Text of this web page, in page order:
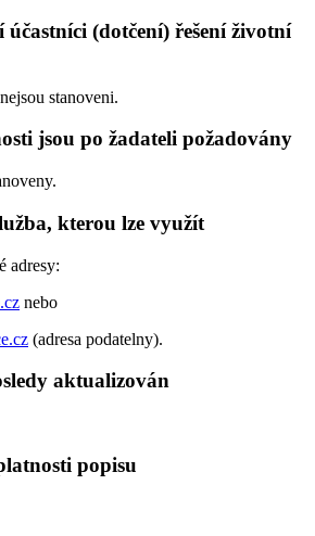
(dotčení) řešení životní
stanoveni.
jsou po žadateli požadovány
kterou lze využít
adresy:
nebo
(adresa podatelny).
aktualizován
popisu